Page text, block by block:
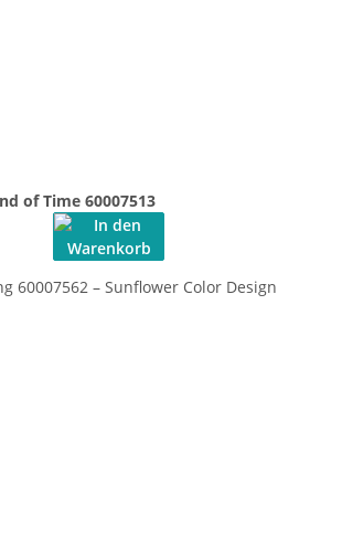
of Time 60007513